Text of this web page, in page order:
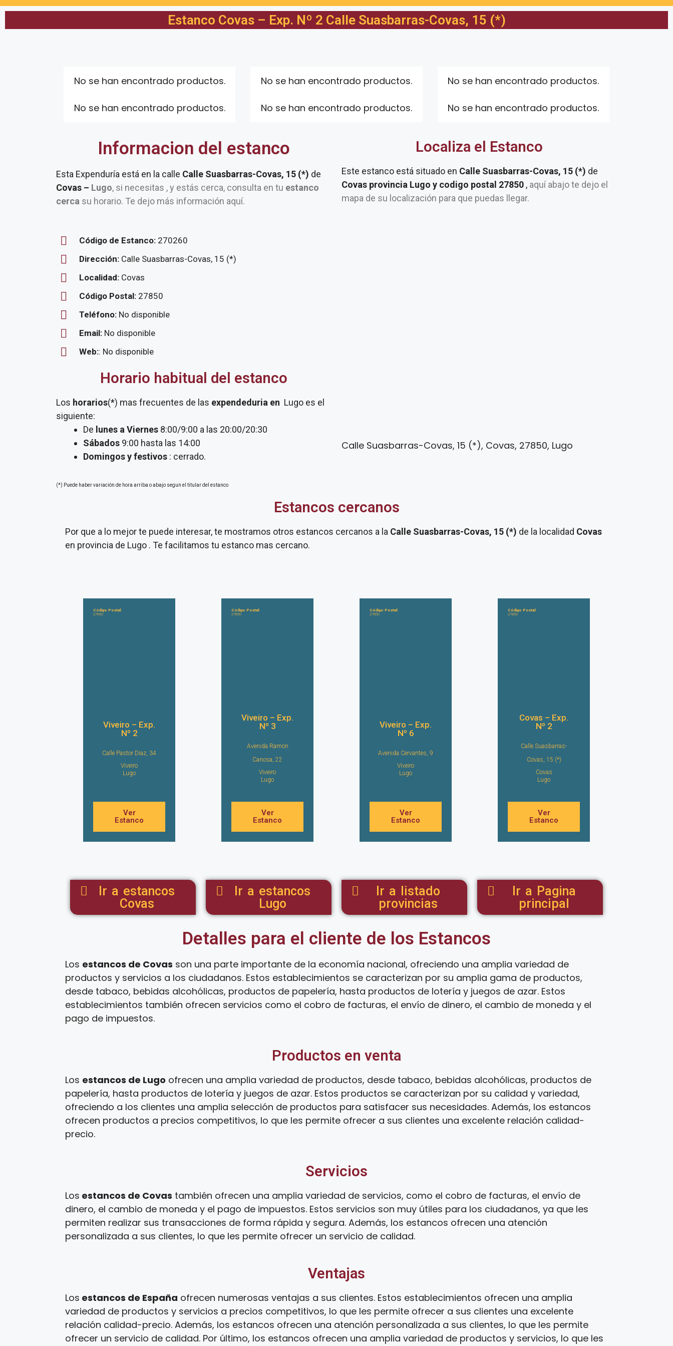
Estanco Covas – Exp. Nº 2 Calle Suasbarras-Covas, 15 (*)
No se han encontrado productos.
No se han encontrado productos.
No se han encontrado productos.
No se han encontrado productos.
No se han encontrado productos.
No se han encontrado productos.
Informacion del estanco
Esta Expenduría está en la calle Calle Suasbarras-Covas, 15 (*) de
Covas – Lugo, si necesitas , y estás cerca, consulta en tu estanco
cerca su horario. Te dejo más información aquí.
Código de Estanco: 270260
Dirección: Calle Suasbarras-Covas, 15 (*)
Localidad: Covas
Código Postal: 27850
Teléfono: No disponible
Email: No disponible
Web:: No disponible
Horario habitual del estanco
Los horarios(*) mas frecuentes de las expendeduria en Lugo es el
siguiente:
De lunes a Viernes 8:00/9:00 a las 20:00/20:30
Sábados 9:00 hasta las 14:00
Domingos y festivos : cerrado.
(*) Puede haber variación de hora arriba o abajo segun el titular del estanco
Localiza el Estanco
Este estanco está situado en Calle Suasbarras-Covas, 15 (*) de
Covas provincia Lugo y codigo postal 27850 , aquí abajo te dejo el
mapa de su localización para que puedas llegar.
Calle Suasbarras-Covas, 15 (*), Covas, 27850, Lugo
Estancos cercanos
Por que a lo mejor te puede interesar, te mostramos otros estancos cercanos a la Calle Suasbarras-Covas, 15 (*) de la localidad Covas
en provincia de Lugo . Te facilitamos tu estanco mas cercano.
Código Postal:
27850
Viveiro – Exp.
Nº 2
Calle Pastor Diaz, 34
Viveiro
Lugo
Ver
Estanco
Código Postal:
27850
Viveiro – Exp.
Nº 3
Avenida Ramon
Canosa, 22
Viveiro
Lugo
Ver
Estanco
Código Postal:
27850
Viveiro – Exp.
Nº 6
Avenida Cervantes, 9
Viveiro
Lugo
Ver
Estanco
Código Postal:
27850
Covas – Exp.
Nº 2
Calle Suasbarras-
Covas, 15 (*)
Covas
Lugo
Ver
Estanco
Ir a estancos
Covas
Ir a estancos
Lugo
Ir a listado
provincias
Ir a Pagina
principal
Detalles para el cliente de los Estancos
Los estancos de Covas son una parte importante de la economía nacional, ofreciendo una amplia variedad de
productos y servicios a los ciudadanos. Estos establecimientos se caracterizan por su amplia gama de productos,
desde tabaco, bebidas alcohólicas, productos de papelería, hasta productos de lotería y juegos de azar. Estos
establecimientos también ofrecen servicios como el cobro de facturas, el envío de dinero, el cambio de moneda y el
pago de impuestos.
Productos en venta
Los estancos de Lugo ofrecen una amplia variedad de productos, desde tabaco, bebidas alcohólicas, productos de
papelería, hasta productos de lotería y juegos de azar. Estos productos se caracterizan por su calidad y variedad,
ofreciendo a los clientes una amplia selección de productos para satisfacer sus necesidades. Además, los estancos
ofrecen productos a precios competitivos, lo que les permite ofrecer a sus clientes una excelente relación calidad-
precio.
Servicios
Los estancos de Covas también ofrecen una amplia variedad de servicios, como el cobro de facturas, el envío de
dinero, el cambio de moneda y el pago de impuestos. Estos servicios son muy útiles para los ciudadanos, ya que les
permiten realizar sus transacciones de forma rápida y segura. Además, los estancos ofrecen una atención
personalizada a sus clientes, lo que les permite ofrecer un servicio de calidad.
Ventajas
Los estancos de España ofrecen numerosas ventajas a sus clientes. Estos establecimientos ofrecen una amplia
variedad de productos y servicios a precios competitivos, lo que les permite ofrecer a sus clientes una excelente
relación calidad-precio. Además, los estancos ofrecen una atención personalizada a sus clientes, lo que les permite
ofrecer un servicio de calidad. Por último, los estancos ofrecen una amplia variedad de productos y servicios, lo que les